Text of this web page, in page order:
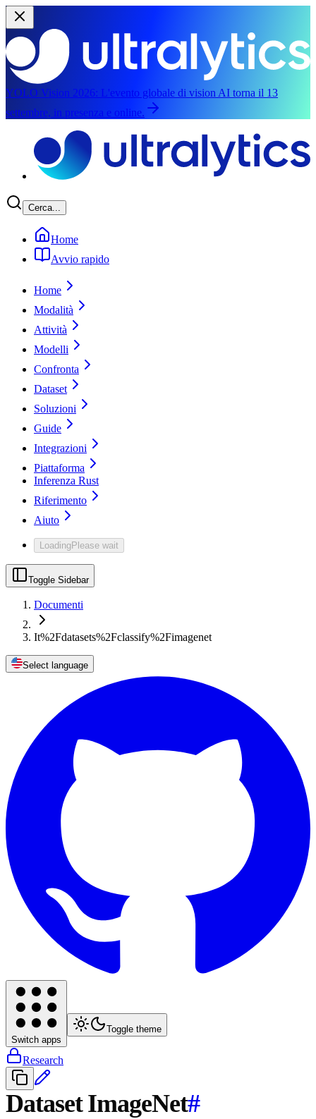
YOLO Vision 2026: L'evento globale di vision AI torna il 13
settembre, in presenza e online.
Cerca...
Home
Avvio rapido
Home
Modalità
Attività
Modelli
Confronta
Dataset
Soluzioni
Guide
Integrazioni
Piattaforma
Inferenza Rust
Riferimento
Aiuto
LoadingPlease wait
Toggle Sidebar
Documenti
It%2Fdatasets%2Fclassify%2Fimagenet
Select language
Switch apps
Toggle theme
Research
Dataset ImageNet#